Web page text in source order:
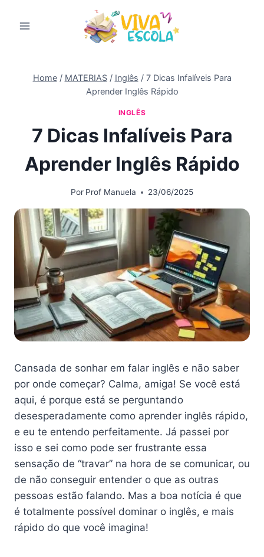
para
Home / MATERIAS / Inglês / 7 Dicas Infalíveis Para
Aprender Inglês Rápido
INGLÊS
7 Dicas Infalíveis Para
Aprender Inglês Rápido
Por Prof Manuela 23/06/2025
Cansada de sonhar em falar inglês e não saber
por onde começar? Calma, amiga! Se você está
aqui, é porque está se perguntando
desesperadamente como aprender inglês rápido,
e eu te entendo perfeitamente. Já passei por
isso e sei como pode ser frustrante essa
sensação de “travar” na hora de se comunicar, ou
de não conseguir entender o que as outras
pessoas estão falando. Mas a boa notícia é que
é totalmente possível dominar o inglês, e mais
rápido do que você imagina!